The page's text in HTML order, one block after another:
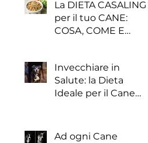
La DIETA CASALINGA
per il tuo CANE:
COSA, COME E
Invecchiare in
Salute: la Dieta
Ideale per il Cane
Ad ogni Cane